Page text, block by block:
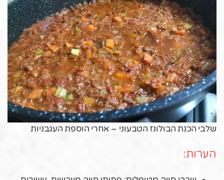
שלבי הכנת הבולונז הטבעוני – אחרי הוספת העגבניות
הערות: